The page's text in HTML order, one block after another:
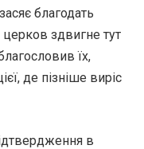
благодать
церков здвигне тут
їх,
де пізніше виріс
в